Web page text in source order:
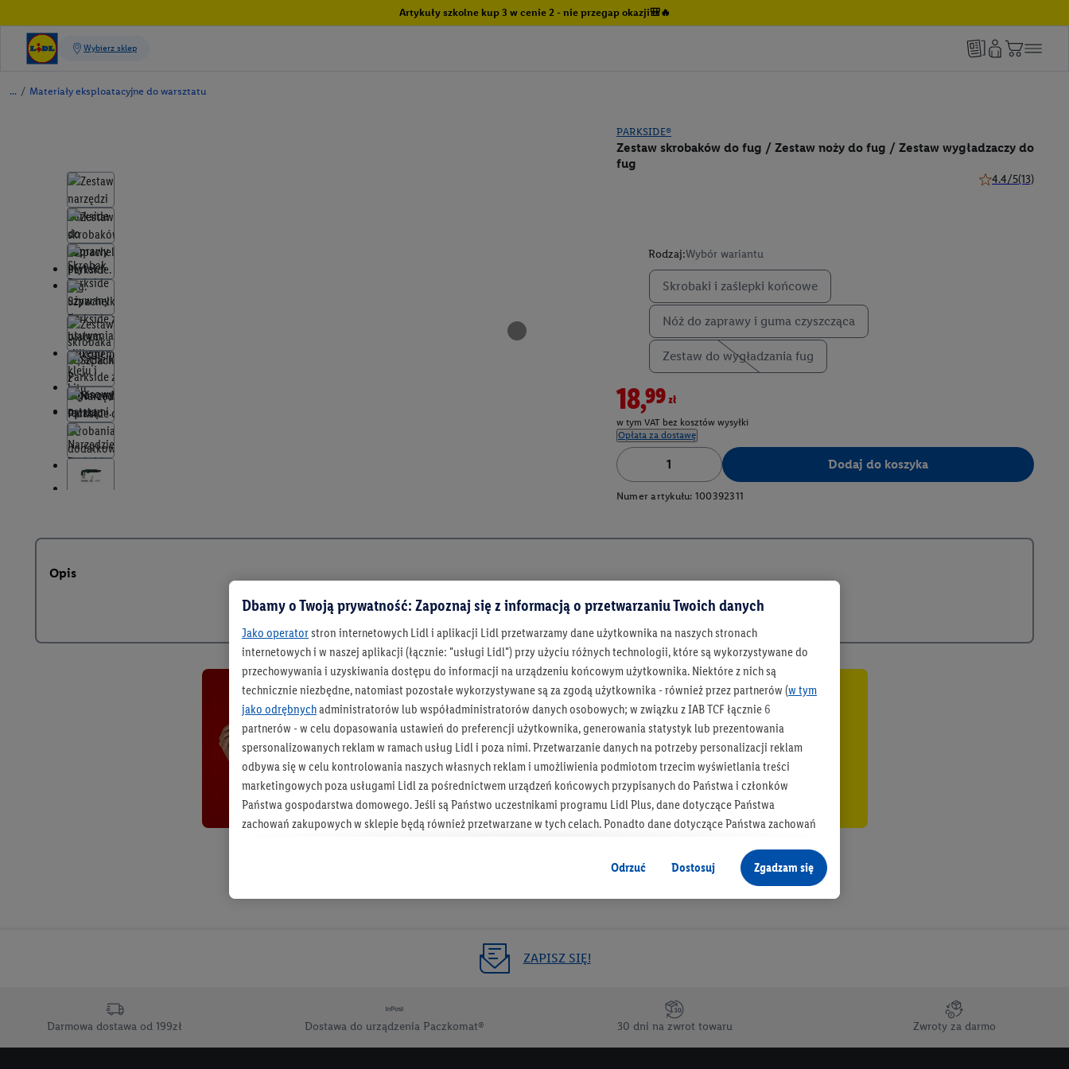
Artykuły szkolne kup 3 w cenie 2 - nie przegap okazji🎒🔥
/ Materiały eksploatacyjne do warsztatu
PARKSIDE®
Zestaw skrobaków do fug / Zestaw noży do fug / Zestaw wygładzaczy do
fug
4.4/5(13)
Rodzaj:Wybór wariantu
Skrobaki i zaślepki końcowe
Nóż do zaprawy i guma czyszcząca
Zestaw do wygładzania fug
18,99zł
w tym VAT bez kosztów wysyłki
Opłata za dostawę
Dodaj do koszyka
Numer artykułu: 100392311
Opis
Bądź na bieżąco
Otrzymuj newsletter Lidla
Zapisz się!
ZAPISZ SIĘ!
Darmowa dostawa od 199zł Dostawa do urządzenia Paczkomat® 30 dni na zwrot towaru Zwroty za darmo
Dbamy o Twoją prywatność: Zapoznaj się z informacją o przetwarzaniu Twoich danych
Jako operatorstron internetowych Lidl i aplikacji Lidl przetwarzamy dane użytkownika na naszych stronach
internetowych i w naszej aplikacji (łącznie: "usługi Lidl") przy użyciu różnych technologii, które są wykorzystywane do
przechowywania i uzyskiwania dostępu do informacji na urządzeniu końcowym użytkownika. Niektóre z nich są
technicznie niezbędne, natomiast pozostałe wykorzystywane są za zgodą użytkownika - również przez partnerów (w tym
jako odrębnychadministratorów lub współadministratorów danych osobowych; w związku z IAB TCF łącznie 6
partnerów - w celu dopasowania ustawień do preferencji użytkownika, generowania statystyk lub prezentowania
spersonalizowanych reklam w ramach usług Lidl i poza nimi. Przetwarzanie danych na potrzeby personalizacji reklam
odbywa się w celu kontrolowania naszych własnych reklam i umożliwienia podmiotom trzecim wyświetlania treści
marketingowych poza usługami Lidl za pośrednictwem urządzeń końcowych przypisanych do Państwa i członków
Państwa gospodarstwa domowego. Jeśli są Państwo uczestnikami programu Lidl Plus, dane dotyczące Państwa
zachowań zakupowych w sklepie będą również przetwarzane w tych celach. Ponadto dane dotyczące Państwa zachowań
jako niezależny administrator danych
Tworzenie spersonalizowanych reklam opiera się na generowaniu profili, które są również wzbogacane o dane z innych
urządzenia końcowe i usługi Lidl, w tym przechowywanie lub uzyskiwanie dostępu do informacji na urządzeniach
końcowych w celu tworzenia grup docelowych (tzw. segmentów). W związku z personalizacją treści marketingowych,
opracowywania ofert oraz zapewnienia bezpieczeństwa technicznego i optymalizacji wyświetlania konkretnych treści.
Jeśli użytkownik wyrazi zgodę w tym miejscu, a następnie utworzy konto Lidl Plus lub zaloguje się na istniejące konto
Odrzuć Dostosuj Zgadzam się